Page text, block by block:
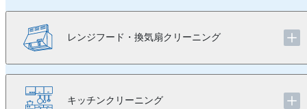
レンジフード・換気扇クリーニング
キッチンクリーニング